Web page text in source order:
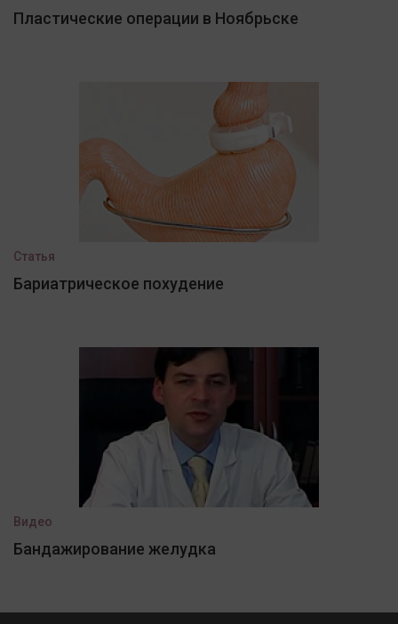
Пластические операции в Ноябрьске
Статья
Бариатрическое похудение
Видео
Бандажирование желудка